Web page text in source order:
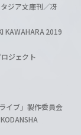
ジア文庫刊／冴
KAWAHARA 2019
ジェクト
イブ」製作委員会